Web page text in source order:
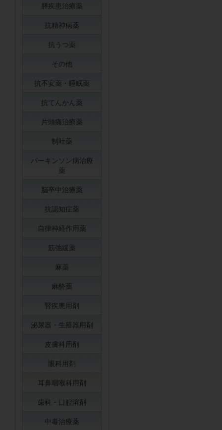
膵疾患治療薬
抗精神病薬
抗うつ薬
その他
抗不安薬・睡眠薬
抗てんかん薬
片頭痛治療薬
制吐薬
パーキンソン病治療
薬
脳卒中治療薬
抗認知症薬
自律神経作用薬
筋弛緩薬
麻薬
麻酔薬
腎疾患用剤
泌尿器・生殖器用剤
皮膚科用剤
眼科用剤
耳鼻咽喉科用剤
歯科・口腔溶剤
中毒治療薬